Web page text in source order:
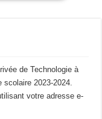
de Technologie à
scolaire 2023-2024.
votre adresse e-